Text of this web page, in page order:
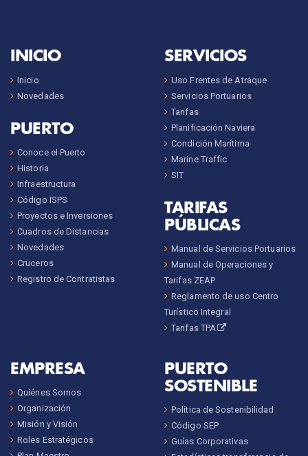
INICIO
Inicio
Novedades
PUERTO
Conoce el Puerto
Historia
Infraestructura
Código ISPS
Proyectos e Inversiones
Cuadros de Distancias
Novedades
Cruceros
Registro de Contratistas
SERVICIOS
Uso Frentes de Atraque
Servicios Portuarios
Tarifas
Planificación Naviera
Condición Marítima
Marine Traffic
SIT
TARIFAS
PÚBLICAS
Manual de Servicios Portuarios
Manual de Operaciones y
Tarifas ZEAP
Reglamento de uso Centro
Turístico Integral
Tarifas TPA
EMPRESA
Quiénes Somos
Organización
Misión y Visión
Roles Estratégicos
PUERTO
SOSTENIBLE
Política de Sostenibilidad
Código SEP
Guías Corporativas